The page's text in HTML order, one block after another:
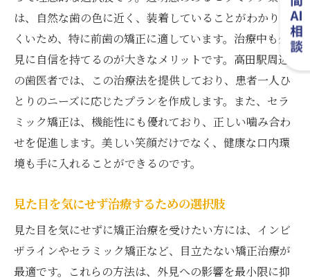
は、自然な歯の色に近く、装着していることがわかりに
くいため、特に前歯の矯正に適しています。治療中も外
見に自信を持てるのが大きなメリットです。高田駅周辺
の歯医者では、この治療法を提供しており、患者一人ひ
とりのニーズに応じたプランを作成します。また、セラ
ミック矯正は、機能性にも優れており、正しい噛み合わ
せを促進します。美しい笑顔だけでなく、健康な口内環
境も手に入れることができるのです。
見た目を気にせず治療するための選択肢
見た目を気にせずに矯正治療を受けたい方には、インビ
ザラインやセラミック矯正など、目立たない矯正治療が
最適です。これらの方法は、外見への影響を最小限に抑